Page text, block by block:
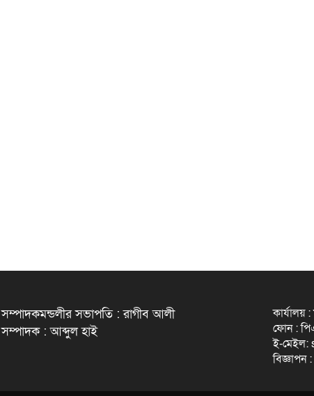
সম্পাদকমন্ডলীর সভাপতি : রাগীব আলী
সম্পাদক : আব্দুল হাই
কার্যালয়
ফোন :
ই-মেইল: